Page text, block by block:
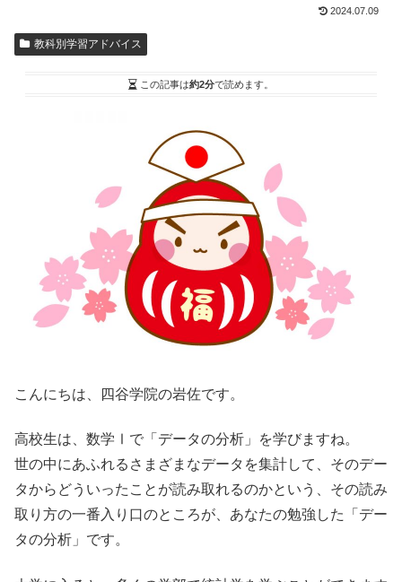
2024.07.09
教科別学習アドバイス
この記事は約2分で読めます。
こんにちは、四谷学院の岩佐です。
高校生は、数学Ⅰで「データの分析」を学びますね。
世の中にあふれるさまざまなデータを集計して、そのデー
タからどういったことが読み取れるのかという、その読み
取り方の一番入り口のところが、あなたの勉強した
「デー
タの分析」です。